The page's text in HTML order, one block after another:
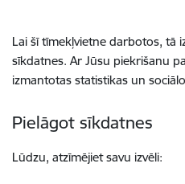
Lai šī tīmekļvietne darbotos, tā
sīkdatnes. Ar Jūsu piekrišanu
izmantotas statistikas un
Pielāgot sīkdatnes
Lūdzu, atzīmējiet savu izvēli: